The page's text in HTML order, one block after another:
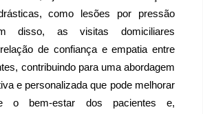
como lesões por pressão
disso, as visitas domiciliares
de confiança e empatia entre
contribuindo para uma abordagem
e personalizada que pode melhorar
o bem-estar dos pacientes e,